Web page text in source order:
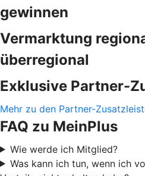
gewinnen
Vermarktung
überregional
Exklusive Partner-
Mehr zu den Partner-
FAQ zu MeinPlus
Wie werde ich Mitglied?
Was kann ich tun, wenn ich